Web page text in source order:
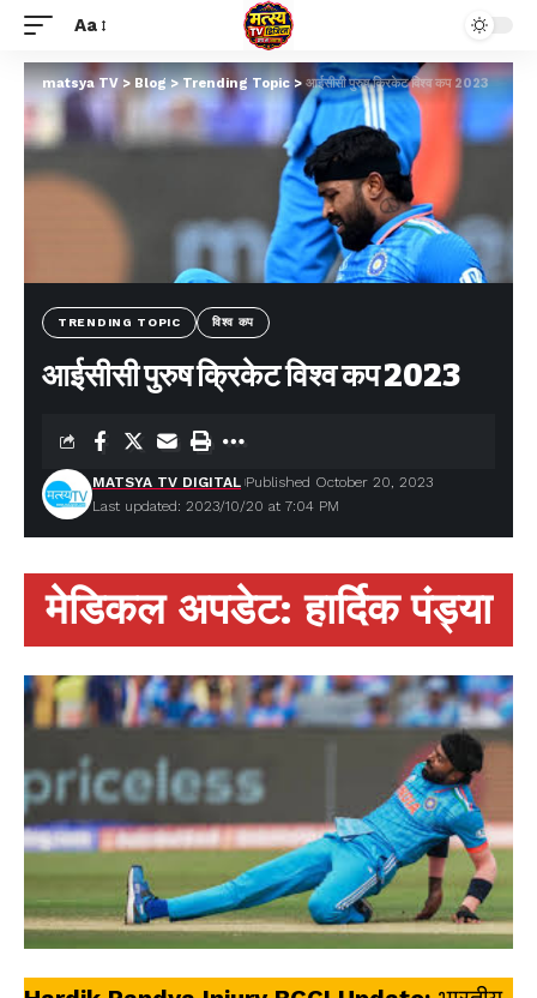
Aa
matsya TV > Blog>Trending Topic> आईसीसी पुरुष क्रिकेट विश्व कप 2023
TRENDING TOPIC विश्व कप
आईसीसी पुरुष क्रिकेट विश्व कप 2023
Last updated: 2023/10/20 at 7:04 PM
MATSYA TV DIGITAL Published October 20, 2023
मेडिकल अपडेट: हार्दिक पंड्या